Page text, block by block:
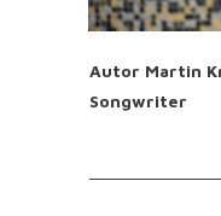
Autor Martin
Songwriter